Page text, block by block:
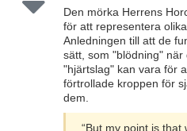
Den mörka Herrens
för att representera
Anledningen till att de
sätt, som "blödning"
"hjärtslag" kan vara för
förtrollade kroppen för
dem.
“But my point is